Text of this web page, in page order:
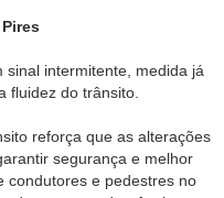
intermitente, medida já
fluidez do trânsito.
reforça que as alterações
segurança e melhor
condutores e pedestres no